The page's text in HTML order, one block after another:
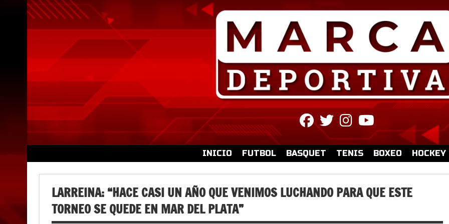
fab
fa-
facebook
fab
fa-
twitter
fab
fa-
instagram
fa-
youtube
INICIO FUTBOL BASQUET TENIS BOXEO HOCKEY
LARREINA: “HACE CASI UN AÑO QUE VENIMOS LUCHANDO PARA QUE ESTE
TORNEO SE QUEDE EN MAR DEL PLATA”